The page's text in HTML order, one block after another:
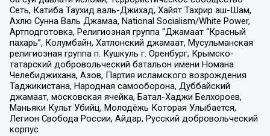
Сеть, Катиба Таухид валь-Джихад, Хайят Тахрир аш-Шам,
Ахлю Сунна Валь Джамаа, National Socialism/White Power,
Артподготовка, Религиозная группа “Джамаат “Красный
пахарь”, Колумбайн, Хатлонский джамаат, Мусульманская
религиозная группа п. Кушкуль г. Оренбург, Крымско-
татарский добровольческий батальон имени Номана
Челебиджихана, Азов, Партия исламского возрождения
Таджикистана, Народная самооборона, Дуббайский
джамаат, московская ячейка, Батал-Хаджи Белхороев,
Маньяки Культ Убийц, Молодёжь Которая Улыбается,
Легион Свобода России, Айдар, Русский добровольческий
корпус